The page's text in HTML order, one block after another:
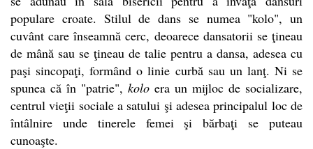
populare croate. Stilul de dans se numea "kolo", un
cuvânt care înseamnă cerc, deoarece dansatorii se ţineau
de mână sau se ţineau de talie pentru a dansa, adesea cu
paşi sincopaţi, formând o linie curbă sau un lanţ. Ni se
spunea că în "patrie", kolo era un mijloc de socializare,
centrul vieţii sociale a satului şi adesea principalul loc de
întâlnire unde tinerele femei şi bărbaţi se puteau
cunoaşte.